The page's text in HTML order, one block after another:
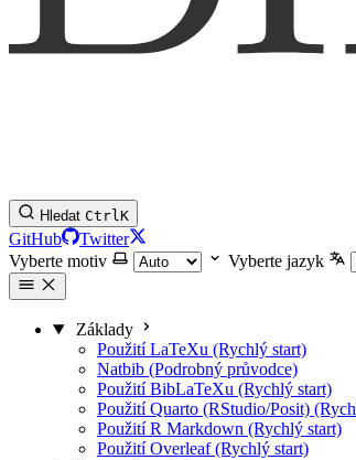
Hledat CtrlK
GitHub
Twitter
Vyberte motiv
Vyberte jazyk
Základy
Použití LaTeXu (Rychlý start)
Natbib (Podrobný průvodce)
Použití BibLaTeXu (Rychlý start)
Použití Quarto (RStudio/Posit)
Použití R Markdown (Rychlý start)
Použití Overleaf (Rychlý start)